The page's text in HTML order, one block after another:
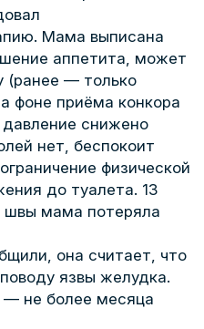
Мама выписана
аппетита, может
(ранее — только
фоне приёма конкора
давление снижено
нет, беспокоит
физической
до туалета. 13
швы мама потеряла
она считает, что
язвы желудка.
— не более месяца